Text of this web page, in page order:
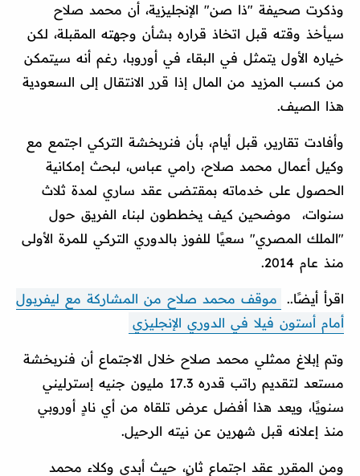
وذكرت صحيفة "ذا صن" الإنجليزية، أن محمد صلاح
سيأخذ وقته قبل اتخاذ قراره بشأن وجهته المقبلة، لكن
خياره الأول يتمثل في البقاء في أوروبا، رغم أنه سيتمكن
من كسب المزيد من المال إذا قرر الانتقال إلى السعودية
هذا الصيف.
وأفادت تقارير، قبل أيام، بأن فنربخشة التركي اجتمع مع
وكيل أعمال محمد صلاح، رامي عباس، لبحث إمكانية
الحصول على خدماته بمقتضى عقد ساري لمدة ثلاث
سنوات، موضحين كيف يخططون لبناء الفريق حول
"الملك المصري" سعيًا للفوز بالدوري التركي للمرة الأولى
منذ عام 2014.
اقرأ أيضًا..
موقف محمد صلاح من المشاركة مع ليفربول
أمام أستون فيلا في الدوري الإنجليزي
وتم إبلاغ ممثلي محمد صلاح خلال الاجتماع أن فنربخشة
مستعد لتقديم راتب قدره 17.3 مليون جنيه إسترليني
سنويًا، ويعد هذا أفضل عرض تلقاه من أي نادٍ أوروبي
منذ إعلانه قبل شهرين عن نيته الرحيل.
ومن المقرر عقد اجتماع ثانٍ، حيث أبدى وكلاء محمد